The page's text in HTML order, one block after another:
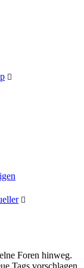
Foren hinweg.